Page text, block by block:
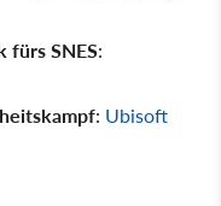
fürs SNES:
: Ubisoft